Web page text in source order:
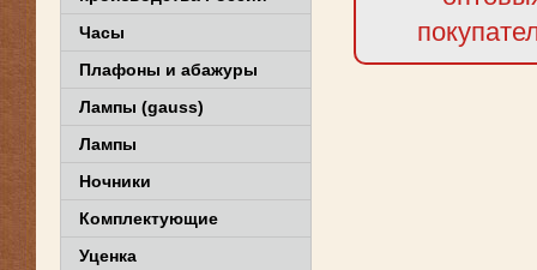
Часы
Плафоны и абажуры
Лампы (gauss)
Лампы
Ночники
Комплектующие
Уценка